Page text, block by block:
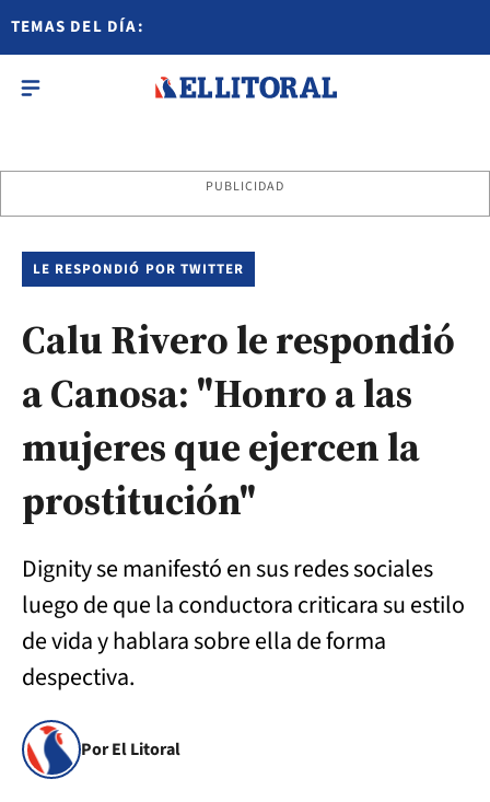
TEMAS DEL DÍA:
PUBLICIDAD
LE RESPONDIÓ POR TWITTER
Calu Rivero le respondió
a Canosa: "Honro a las
mujeres que ejercen la
prostitución"
Dignity se manifestó en sus redes sociales
luego de que la conductora criticara su estilo
de vida y hablara sobre ella de forma
despectiva.
Por El Litoral